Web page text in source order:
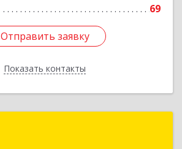
69
Отправить заявку
Показать контакты
Отправить заявку
Назад